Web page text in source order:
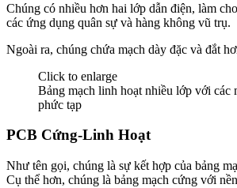
Chúng có nhiều hơn hai lớp dẫn điện, làm
các ứng dụng quân sự và hàng không vũ trụ.
Ngoài ra, chúng chứa mạch dày đặc và đắt
Click to enlarge
Bảng mạch linh hoạt nhiều lớp với các
phức tạp
PCB Cứng-Linh Hoạt
Như tên gọi, chúng là sự kết hợp của bảng
Cụ thể hơn, chúng là bảng mạch cứng với